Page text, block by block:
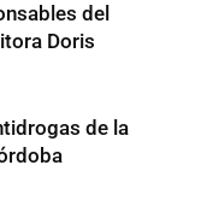
del
Doris
de la